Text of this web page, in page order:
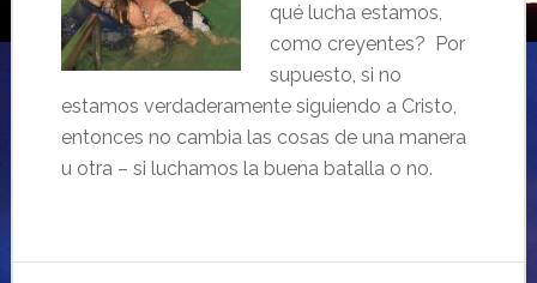
qué lucha estamos,
como creyentes? Por
supuesto, si no
estamos verdaderamente siguiendo a Cristo,
entonces no cambia las cosas de una manera
u otra – si luchamos la buena batalla o no.